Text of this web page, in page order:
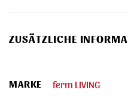
ZUSÄTZLICHE
MARKE ferm LIVING